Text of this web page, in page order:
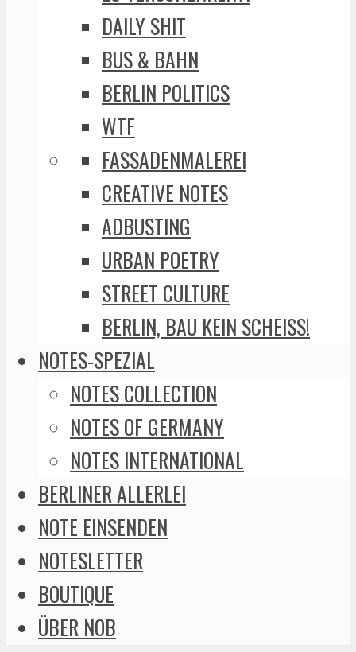
DAILY SHIT
BUS & BAHN
BERLIN POLITICS
WTF
FASSADENMALEREI
CREATIVE NOTES
ADBUSTING
URBAN POETRY
STREET CULTURE
BERLIN, BAU KEIN SCHEISS!
NOTES-SPEZIAL
NOTES COLLECTION
NOTES OF GERMANY
NOTES INTERNATIONAL
BERLINER ALLERLEI
NOTE EINSENDEN
NOTESLETTER
BOUTIQUE
ÜBER NOB